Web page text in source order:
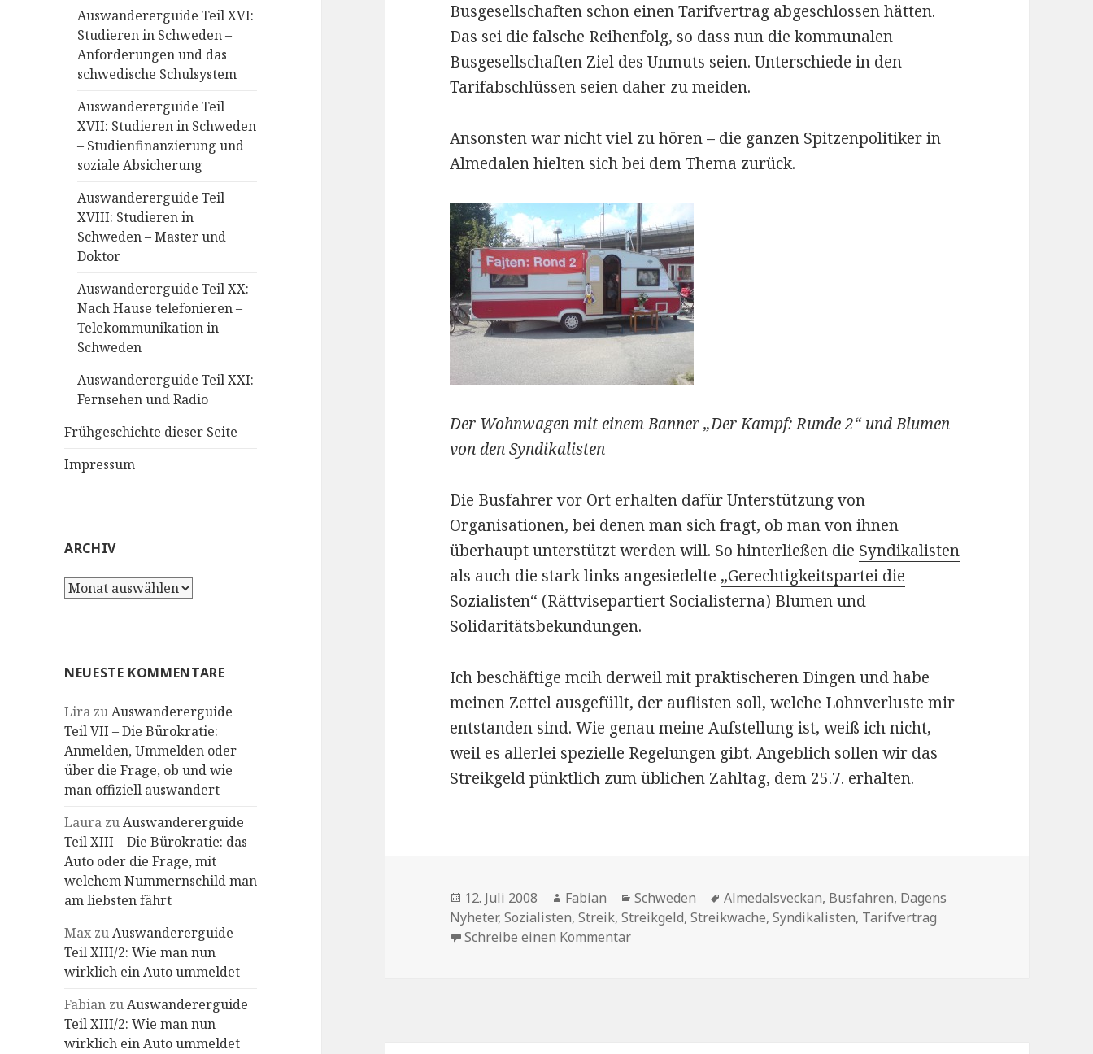
Auswandererguide Teil XVI:
Studieren in Schweden –
Anforderungen und das
schwedische Schulsystem
Auswandererguide Teil
XVII: Studieren in Schweden
– Studienfinanzierung und
soziale Absicherung
Auswandererguide Teil
XVIII: Studieren in
Schweden – Master und
Doktor
Auswandererguide Teil XX:
Nach Hause telefonieren –
Telekommunikation in
Schweden
Auswandererguide Teil XXI:
Fernsehen und Radio
Frühgeschichte dieser Seite
Impressum
ARCHIV
Archiv
NEUESTE KOMMENTARE
Lira zuAuswandererguide
Teil VII – Die Bürokratie:
Anmelden, Ummelden oder
über die Frage, ob und wie
man offiziell auswandert
Laura zuAuswandererguide
Teil XIII – Die Bürokratie: das
Auto oder die Frage, mit
welchem Nummernschild man
am liebsten fährt
Max zuAuswandererguide
Teil XIII/2: Wie man nun
wirklich ein Auto ummeldet
Fabian zuAuswandererguide
Teil XIII/2: Wie man nun
wirklich ein Auto ummeldet
Busgesellschaften schon einen Tarifvertrag abgeschlossen hätten.
Das sei die falsche Reihenfolg, so dass nun die kommunalen
Busgesellschaften Ziel des Unmuts seien. Unterschiede in den
Tarifabschlüssen seien daher zu meiden.
Ansonsten war nicht viel zu hören – die ganzen Spitzenpolitiker in
Almedalen hielten sich bei dem Thema zurück.
Der Wohnwagen mit einem Banner „Der Kampf: Runde 2“ und Blumen
von den Syndikalisten
Die Busfahrer vor Ort erhalten dafür Unterstützung von
Organisationen, bei denen man sich fragt, ob man von ihnen
überhaupt unterstützt werden will. So hinterließen die Syndikalisten
als auch die stark links angesiedelte „Gerechtigkeitspartei die
Sozialisten“ (Rättvisepartiert Socialisterna) Blumen und
Solidaritätsbekundungen.
Ich beschäftige mcih derweil mit praktischeren Dingen und habe
meinen Zettel ausgefüllt, der auflisten soll, welche Lohnverluste mir
entstanden sind. Wie genau meine Aufstellung ist, weiß ich nicht,
weil es allerlei spezielle Regelungen gibt. Angeblich sollen wir das
Streikgeld pünktlich zum üblichen Zahltag, dem 25.7. erhalten.
Veröffentlicht
am
12. Juli 2008 Autor
Fabian Kategorien
Schweden Schlagwörter
Almedalsveckan, Busfahren, Dagens
Nyheter,Sozialisten,Streik,Streikgeld,Streikwache,Syndikalisten, Tarifvertrag
Schreibe einen Kommentarzu Streikgeld (Busfahrerstreik Tag 12)